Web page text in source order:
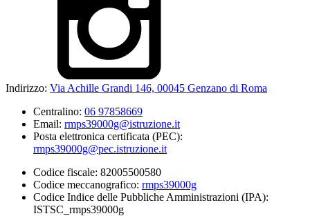
Indirizzo: Via Achille Grandi 146, 00045 Genzano di Roma
Centralino: 06 97858669
Email: rmps39000g@istruzione.it
Posta elettronica certificata (PEC):
rmps39000g@pec.istruzione.it
Codice fiscale: 82005500580
Codice meccanografico: rmps39000g
Codice Indice delle Pubbliche Amministrazioni (IPA):
ISTSC_rmps39000g